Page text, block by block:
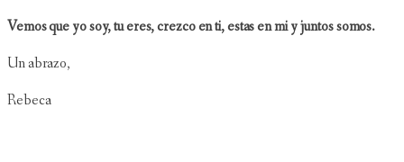
Vemos que yo soy, tu eres, crezco en ti, estas en mi y juntos somos.
Un abrazo,
Rebeca